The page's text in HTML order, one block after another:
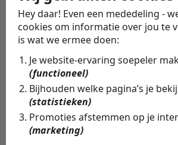
Hey daar! Even een mededeling -
cookies om informatie over jou te
is wat we ermee doen:
Je website-ervaring soepeler
(functioneel)
Bijhouden welke pagina’s je
(statistieken)
Promoties afstemmen op je
(marketing)
40 uur;
Een uitstekende pensioenregeling;
Trainingen en
Een werkomgeving waarin
waardering en welzijn centraal
Een ruim 'well-being budget' voor
mentale gezondheid;
Hybride werken, inclusief een
en ergonomische werkplek;
Aantrekkelijke mobiliteitsopties